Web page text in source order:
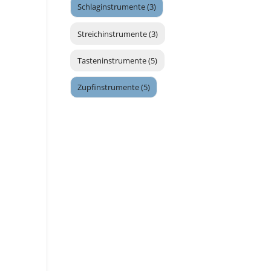
Schlaginstrumente (3)
Streichinstrumente (3)
Tasteninstrumente (5)
Zupfinstrumente (5)